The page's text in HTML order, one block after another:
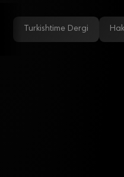
Turkishtime Dergi